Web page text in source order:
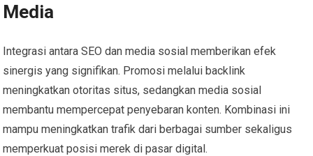
Media
Integrasi antara SEO dan media sosial memberikan efek
sinergis yang signifikan. Promosi melalui backlink
meningkatkan otoritas situs, sedangkan media sosial
membantu mempercepat penyebaran konten. Kombinasi ini
mampu meningkatkan trafik dari berbagai sumber sekaligus
memperkuat posisi merek di pasar digital.